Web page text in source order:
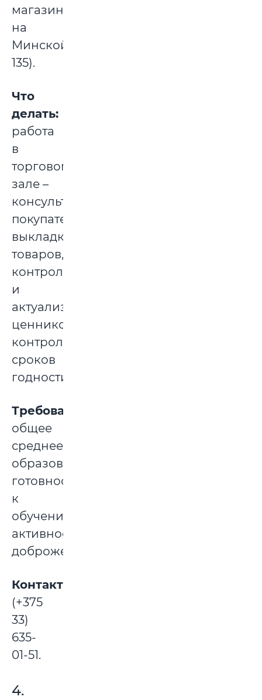
магазин
на
Минской,
135).
Что
делать:
работа
в
торговом
зале –
консультирование
покупателей,
выкладка
товаров,
контроль
и
актуализация
ценников,
контроль
сроков
годности.
Требования:
общее
среднее
образование,
готовность
к
обучению,
активность,
доброжелательность.
Контакты:
(+375
33)
635-
01-51.
4.